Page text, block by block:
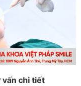
vấn chi tiết